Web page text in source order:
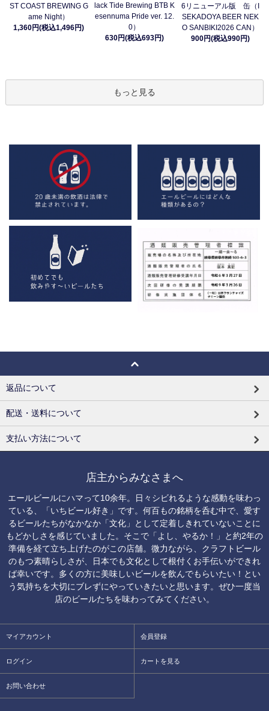
ST COAST BREWING G
ame Night）
1,360円(税込1,496円)
lack Tide Brewing BTB K
esennuma Pride ver. 12.
0）
630円(税込693円)
6リニューアル版 缶（I
SEKADOYA BEER NEK
O SANBIKI2026 CAN）
900円(税込990円)
もっと見る
返品について
配送・送料について
支払い方法について
店主からみなさまへ
エールビールにハマって10余年。日々シビれるような感動を味わっ
ている、「いちビール好き」です。何百もの銘柄を呑む中で、愛す
るビールたちがなかなか「文化」として定着しきれていないことに
もどかしさを感じていました。そこで「よし、やるか！」と約2年の
準備を経て立ち上げたのがこの店舗。微力ながら、クラフトビール
のもつ素晴らしさが、日本でも文化として根付くお手伝いができれ
ば幸いです。多くの方に美味しいビールを飲んでもらいたい！とい
う気持ちを大切にブレずにやっていきたいと思います。ぜひ一度当
店のビールたちを味わってみてください。
マイアカウント 会員登録
ログイン カートを見る
お問い合わせ